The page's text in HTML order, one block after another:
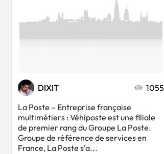
DIXIT
1055
La Poste – Entreprise française
multimétiers : Véhiposte est une filiale
de premier rang du Groupe La Poste.
Groupe de référence de services en
France, La Poste s’a...